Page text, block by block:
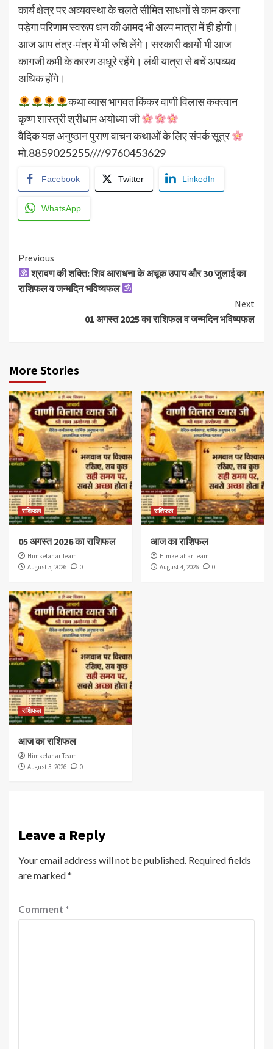
कार्य क्षेत्र पर अव्यवस्था के चलते सीमित साधनों से काम करना
पड़ेगा परिणाम स्वरूप धन की आमद भी अल्प मात्रा में ही होगी।
आज आप तंत्र-मंत्र में भी रुचि लेंगे। सरकारी कार्यो भी आज
कागजी कमी के कारण अधूरे रहेंगे। लंबी यात्रा से बचें अपव्यव
अधिक होंगे।
कथा व्यास भागवत किंकर वाणी विलास कक्त्वान
कृष्ण शास्त्री श्रीधाम अयोध्या जी
वैदिक यज्ञ अनुष्ठान पुराण वाचन कथाओं के लिए संपर्क सूत्र
मो.8859025255////9760453629
Facebook Twitter LinkedIn
WhatsApp
Continue
Reading
Previous
श्रावण की शक्ति: शिव आराधना के अचूक उपाय और 30 जुलाई का
राशिफल व जन्मदिन भविष्यफल
Next
01 अगस्त 2025 का राशिफल व जन्मदिन भविष्यफल
More Stories
राशिफल
05 अगस्त 2026 का राशिफल
Himkelahar Team
August 5, 2026
0
राशिफल
आज का राशिफल
Himkelahar Team
August 4, 2026
0
राशिफल
आज का राशिफल
Himkelahar Team
August 3, 2026
0
Leave a Reply
Your email address will not be published. Required fields
are marked*
Comment *